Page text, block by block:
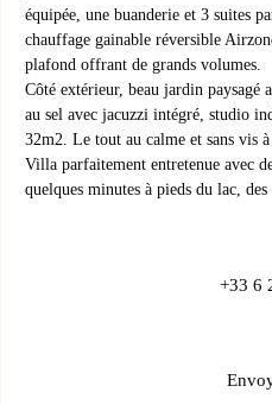
équipée, une buanderie et 3 suites
chauffage gainable réversible
plafond offrant de grands volumes.
Côté extérieur, beau jardin paysagé
au sel avec jacuzzi intégré, studio
32m2. Le tout au calme et sans vis à
Villa parfaitement entretenue avec
quelques minutes à pieds du lac, des
+33 6